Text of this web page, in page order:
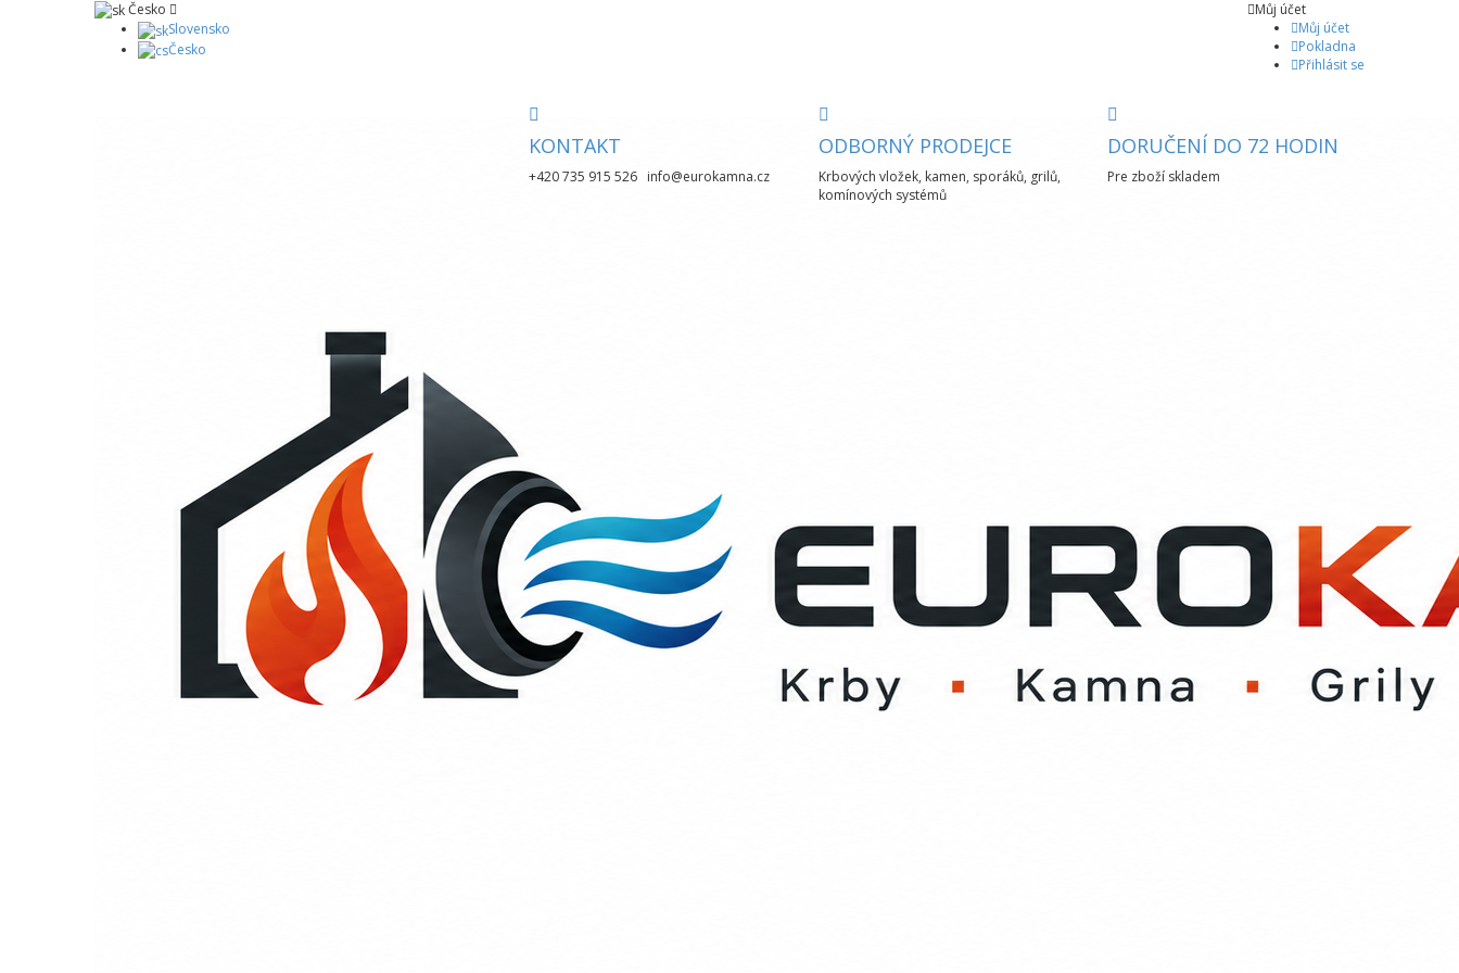
Můj účet
Můj účet
Pokladna
Přihlásit se
Česko
Slovensko
Česko
DORUČENÍ DO 72 HODIN
Pre zboží skladem
ODBORNÝ PRODEJCE
Krbových vložek, kamen, sporáků, grilů,
komínových systémů
KONTAKT
+420 735 915 526 info@eurokamna.cz